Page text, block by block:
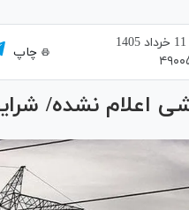
11 خرداد 1405
چاپ
اعلام نشده/